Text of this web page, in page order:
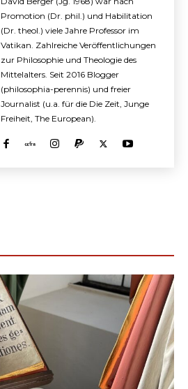
Promotion (Dr. phil.) und Habilitation
(Dr. theol.) viele Jahre Professor im
Vatikan. Zahlreiche Veröffentlichungen
zur Philosophie und Theologie des
Mittelalters. Seit 2016 Blogger
(philosophia-perennis) und freier
Journalist (u.a. für die Die Zeit, Junge
Freiheit, The European).